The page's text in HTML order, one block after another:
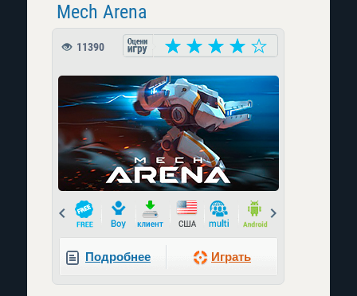
Mech Arena
11390
Prev
Подробнее Играть